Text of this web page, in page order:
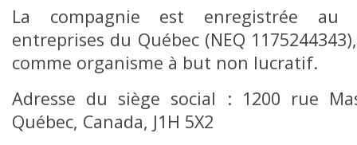
La compagnie est enregistrée au
entreprises du Québec (NEQ
comme organisme à but non lucratif.
Adresse du siège social : 1200 rue
Québec, Canada, J1H 5X2